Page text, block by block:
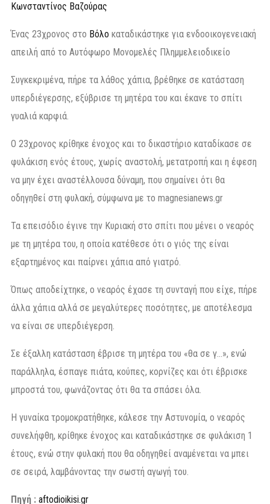
Κωνσταντίνος Βαζούρας
Ένας 23χρονος στο Βόλο καταδικάστηκε για ενδοοικογενειακή
απειλή από το Αυτόφωρο Μονομελές Πλημμελειοδικείο
Συγκεκριμένα, πήρε τα λάθος χάπια, βρέθηκε σε κατάσταση
υπερδιέγερσης, εξύβρισε τη μητέρα του και έκανε το σπίτι
γυαλιά καρφιά.
O 23χρονος κρίθηκε ένοχος και το δικαστήριο καταδίκασε σε
φυλάκιση ενός έτους, χωρίς αναστολή, μετατροπή και η έφεση
να μην έχει αναστέλλουσα δύναμη, που σημαίνει ότι θα
οδηγηθεί στη φυλακή, σύμφωνα με το magnesianews.gr
Τα επεισόδιο έγινε την Κυριακή στο σπίτι που μένει ο νεαρός
με τη μητέρα του, η οποία κατέθεσε ότι ο γιός της είναι
εξαρτημένος και παίρνει χάπια από γιατρό.
Όπως αποδείχτηκε, ο νεαρός έχασε τη συνταγή που είχε, πήρε
άλλα χάπια αλλά σε μεγαλύτερες ποσότητες, με αποτέλεσμα
να είναι σε υπερδιέγερση.
Σε έξαλλη κατάσταση έβρισε τη μητέρα του «θα σε γ…», ενώ
παράλληλα, έσπαγε πιάτα, κούπες, κορνίζες και ότι έβρισκε
μπροστά του, φωνάζοντας ότι θα τα σπάσει όλα.
Η γυναίκα τρομοκρατήθηκε, κάλεσε την Αστυνομία, ο νεαρός
συνελήφθη, κρίθηκε ένοχος και καταδικάστηκε σε φυλάκιση 1
έτους, ενώ στην φυλακή που θα οδηγηθεί αναμένεται να μπει
σε σειρά, λαμβάνοντας την σωστή αγωγή του.
Πηγή : aftodioikisi.gr